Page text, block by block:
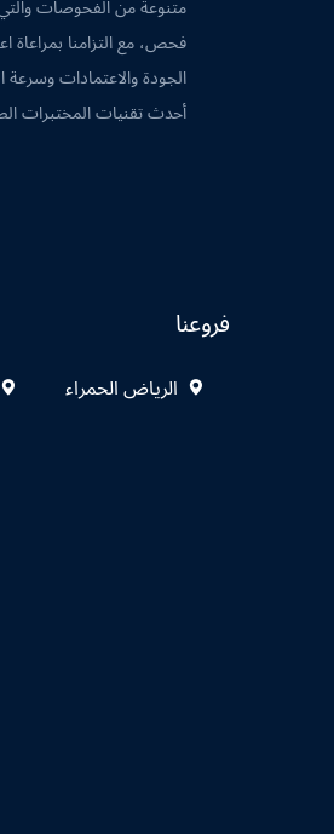
فحص، مع التزامنا بمراعاة
الجودة والاعتمادات وسرعة
أحدث تقنيات المختبرات
فروعنا
الرياض الحمراء